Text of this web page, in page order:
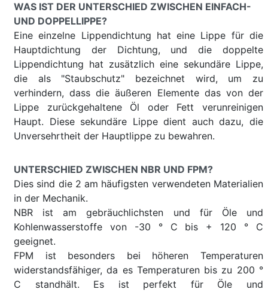
WAS IST DER UNTERSCHIED ZWISCHEN EINFACH-
UND DOPPELLIPPE?
Eine einzelne Lippendichtung hat eine Lippe für die
Hauptdichtung der Dichtung, und die doppelte
Lippendichtung hat zusätzlich eine sekundäre Lippe,
die als "Staubschutz" bezeichnet wird, um zu
verhindern, dass die äußeren Elemente das von der
Lippe zurückgehaltene Öl oder Fett verunreinigen
Haupt. Diese sekundäre Lippe dient auch dazu, die
Unversehrtheit der Hauptlippe zu bewahren.
UNTERSCHIED ZWISCHEN NBR UND FPM?
Dies sind die 2 am häufigsten verwendeten Materialien
in der Mechanik.
NBR ist am gebräuchlichsten und für Öle und
Kohlenwasserstoffe von -30 ° C bis + 120 ° C
geeignet.
FPM ist besonders bei höheren Temperaturen
widerstandsfähiger, da es Temperaturen bis zu 200 °
C standhält. Es ist perfekt für Öle und